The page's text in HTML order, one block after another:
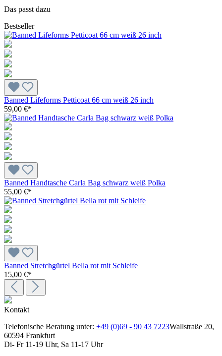
Das passt dazu
Bestseller
Banned Lifeforms Petticoat 66 cm weiß 26 inch
59,00 €*
Banned Handtasche Carla Bag schwarz weiß Polka
55,00 €*
Banned Stretchgürtel Bella rot mit Schleife
15,00 €*
Kontakt
Telefonische Beratung unter: +49 (0)69 - 90 43 7223Wallstraße 20,
60594 Frankfurt
Di- Fr 11-19 Uhr, Sa 11-17 Uhr